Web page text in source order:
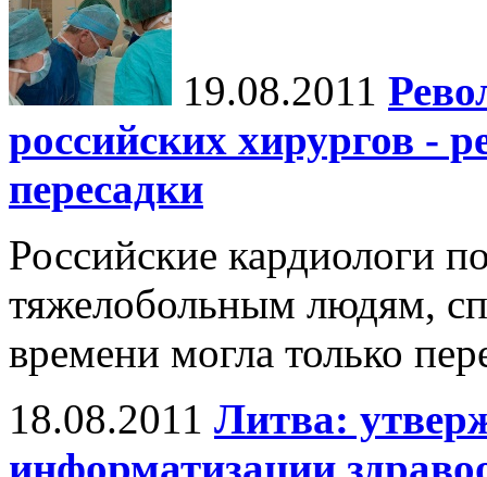
19.08.2011
российских хирургов -
пересадки
Российские кардиологи
тяжелобольным людям,
времени могла только
18.08.2011 Литва: